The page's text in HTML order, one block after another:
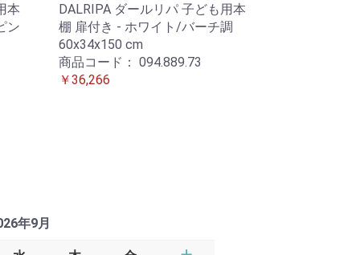
本
ン
DALRIPA ダールリパ 子ども用本
棚 扉付き - ホワイト/バーチ調
60x34x150 cm
商品コード： 094.889.73
￥36,266
年9月